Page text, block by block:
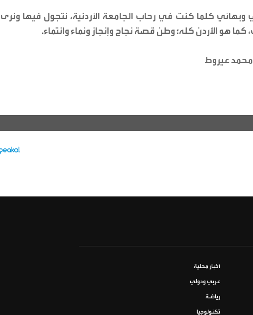
وبهائي كلما كنت في رحاب الجامعة الأردنية، نتجول فيها ونرى
هو الأردن كله؛ وطن قصة نجاح وإنجاز ونماء وانتماء.
عيروط
أخبار محلية
عربي ودولي
رياضة
تكنولوجيا